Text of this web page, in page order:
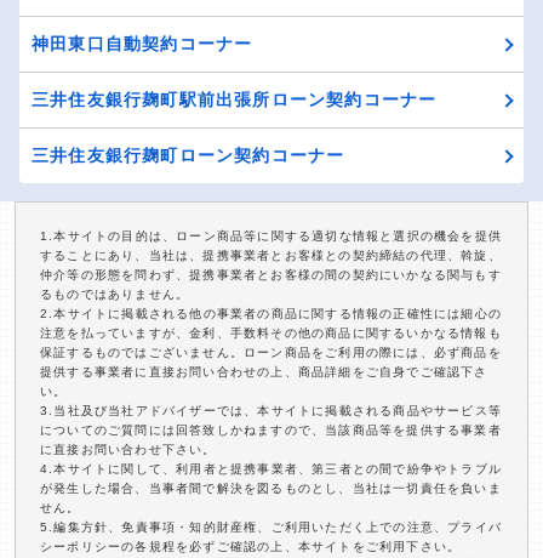
神田東口自動契約コーナー
三井住友銀行麹町駅前出張所ローン契約コーナー
三井住友銀行麹町ローン契約コーナー
1.本サイトの目的は、ローン商品等に関する適切な情報と選択の機会を提供
することにあり、当社は、提携事業者とお客様との契約締結の代理、斡旋、
仲介等の形態を問わず、提携事業者とお客様の間の契約にいかなる関与もす
るものではありません。
2.本サイトに掲載される他の事業者の商品に関する情報の正確性には細心の
注意を払っていますが、金利、手数料その他の商品に関するいかなる情報も
保証するものではございません。ローン商品をご利用の際には、必ず商品を
提供する事業者に直接お問い合わせの上、商品詳細をご自身でご確認下さ
い。
3.当社及び当社アドバイザーでは、本サイトに掲載される商品やサービス等
についてのご質問には回答致しかねますので、当該商品等を提供する事業者
に直接お問い合わせ下さい。
4.本サイトに関して、利用者と提携事業者、第三者との間で紛争やトラブル
が発生した場合、当事者間で解決を図るものとし、当社は一切責任を負いま
せん。
5.編集方針、免責事項・知的財産権、ご利用いただく上での注意、プライバ
シーポリシーの各規程を必ずご確認の上、本サイトをご利用下さい。